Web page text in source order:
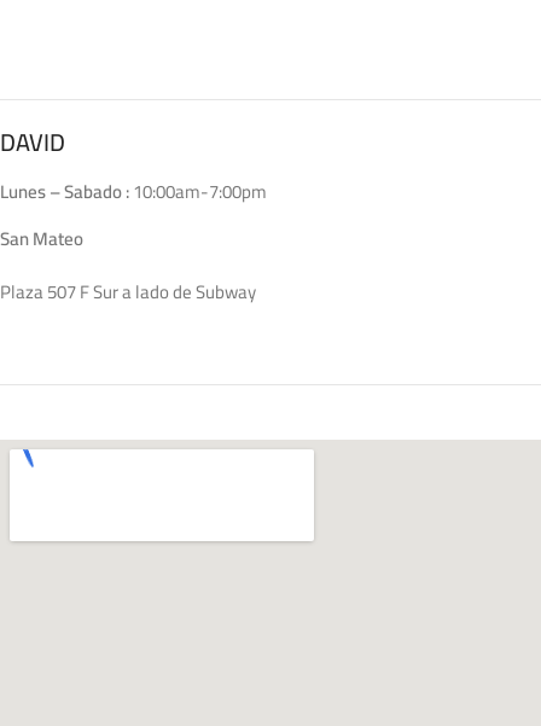
DAVID
Lunes – Sabado :10:00am-7:00pm
San Mateo
Plaza 507 F Sur a lado de Subway